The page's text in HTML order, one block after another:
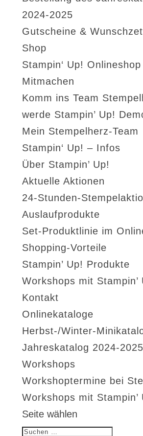
2024-2025
Gutscheine &
Shop
Stampin‘ Up! Onlineshop
Mitmachen
Komm ins Team
werde Stampin’ Up!
Mein Stempelherz-Team
Stampin‘ Up! – Infos
Über Stampin’ Up!
Aktuelle Aktionen
24-Stunden-
Auslaufprodukte
Set-Produktlinie im
Shopping-Vorteile
Stampin’ Up! Produkte
Workshops mit Stampin’
Kontakt
Onlinekataloge
Herbst-/Winter-
Jahreskatalog 2024-2025
Workshops
Workshoptermine bei
Workshops mit Stampin’
Seite wählen